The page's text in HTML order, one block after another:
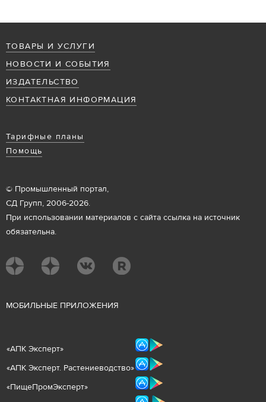
ТОВАРЫ И УСЛУГИ
НОВОСТИ И СОБЫТИЯ
ИЗДАТЕЛЬСТВО
КОНТАКТНАЯ ИНФОРМАЦИЯ
Тарифные планы
Помощь
© Промышленный портал,
СД Групп, 2006-2026.
При использовании материалов с сайта ссылка на источник
обязательна.
МОБИЛЬНЫЕ ПРИЛОЖЕНИЯ
«АПК Эксперт»
«АПК Эксперт. Растениеводство»
«ПищеПромЭксперт»